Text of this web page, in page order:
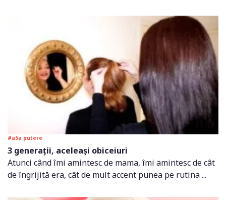
#a5a putere
3 generații, aceleași obiceiuri
Atunci când îmi amintesc de mama, îmi amintesc de cât
de îngrijită era, cât de mult accent punea pe rutina ...